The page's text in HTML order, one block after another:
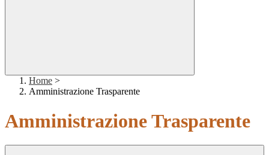
Home >
Amministrazione Trasparente
Amministrazione Trasparente